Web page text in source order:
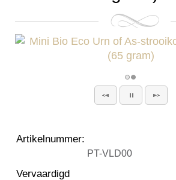
Artikelnummer:
PT-VLD00
Vervaardigd